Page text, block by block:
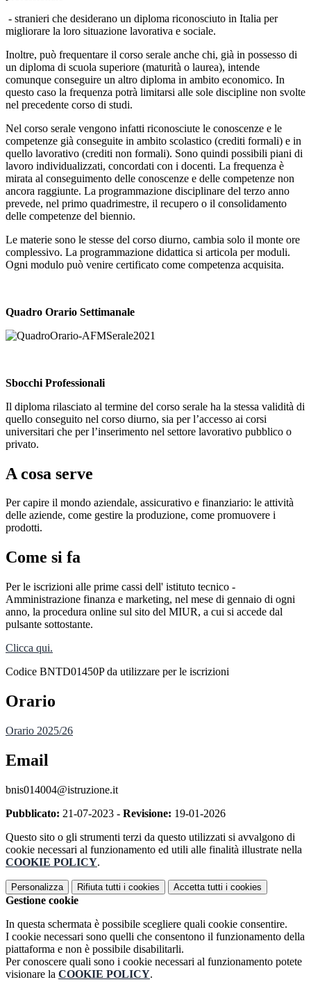
- stranieri che desiderano un diploma riconosciuto in Italia per
migliorare la loro situazione lavorativa e sociale.
Inoltre, può frequentare il corso serale anche chi, già in possesso di
un diploma di scuola superiore (maturità o laurea), intende
comunque conseguire un altro diploma in ambito economico. In
questo caso la frequenza potrà limitarsi alle sole discipline non svolte
nel precedente corso di studi.
Nel corso serale vengono infatti riconosciute le conoscenze e le
competenze già conseguite in ambito scolastico (crediti formali) e in
quello lavorativo (crediti non formali). Sono quindi possibili piani di
lavoro individualizzati, concordati con i docenti. La frequenza è
mirata al conseguimento delle conoscenze e delle competenze non
ancora raggiunte. La programmazione disciplinare del terzo anno
prevede, nel primo quadrimestre, il recupero o il consolidamento
delle competenze del biennio.
Le materie sono le stesse del corso diurno, cambia solo il monte ore
complessivo. La programmazione didattica si articola per moduli.
Ogni modulo può venire certificato come competenza acquisita.
Quadro Orario Settimanale
Sbocchi Professionali
Il diploma rilasciato al termine del corso serale ha la stessa validità di
quello conseguito nel corso diurno, sia per l’accesso ai corsi
universitari che per l’inserimento nel settore lavorativo pubblico o
privato.
A cosa serve
Per capire il mondo aziendale, assicurativo e finanziario: le attività
delle aziende, come gestire la produzione, come promuovere i
prodotti.
Come si fa
Per le iscrizioni alle prime cassi dell' istituto tecnico -
Amministrazione finanza e marketing, nel mese di gennaio di ogni
anno, la procedura online sul sito del MIUR, a cui si accede dal
pulsante sottostante.
Clicca qui.
Codice BNTD01450P da utilizzare per le iscrizioni
Orario
Orario 2025/26
Email
bnis014004@istruzione.it
Pubblicato: 21-07-2023 - Revisione: 19-01-2026
Questo sito o gli strumenti terzi da questo utilizzati si avvalgono di
cookie necessari al funzionamento ed utili alle finalità illustrate nella
COOKIE POLICY.
Personalizza Rifiuta tutti i cookies Accetta tutti i cookies
Gestione cookie
In questa schermata è possibile scegliere quali cookie consentire.
I cookie necessari sono quelli che consentono il funzionamento della
piattaforma e non è possibile disabilitarli.
Per conoscere quali sono i cookie necessari al funzionamento potete
visionare la COOKIE POLICY.